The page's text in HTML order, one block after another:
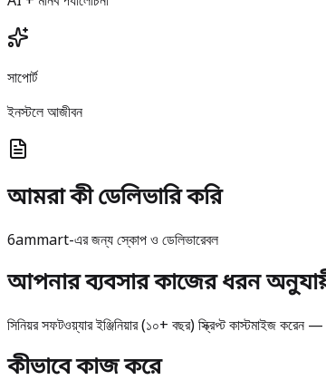
সাপোর্ট
ইনস্টলে আজীবন
আমরা কী ডেলিভারি করি
6ammart-এর জন্য স্কোপ ও ডেলিভারেবল
আপনার ব্যবসার কাজের ধরন
সিনিয়র সফটওয়্যার ইঞ্জিনিয়ার (১০+ বছর) স্ক্রিপ্ট কাস্টমাইজ
কীভাবে কাজ করে